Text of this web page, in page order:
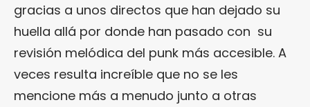
gracias a unos directos que han dejado su
huella allá por donde han pasado con su
revisión melódica del punk más accesible. A
veces resulta increíble que no se les
mencione más a menudo junto a otras